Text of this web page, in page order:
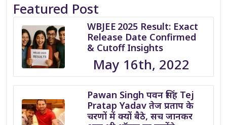
Featured Post
WBJEE 2025 Result: Exact
Release Date Confirmed
& Cutoff Insights
May 16th, 2022
Pawan Singh पवन सिंह Tej
Pratap Yadav तेज प्रताप के
चरणों में क्यों बैठे, सच जानकर